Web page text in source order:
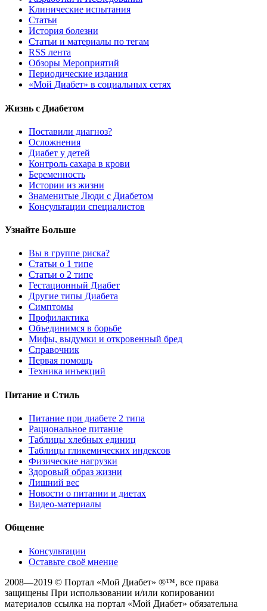
Клинические испытания
Статьи
История болезни
Статьи и материалы по тегам
RSS лента
Обзоры Мероприятий
Периодические издания
«Мой Диабет» в социальных сетях
Жизнь с Диабетом
Поставили диагноз?
Осложнения
Диабет у детей
Контроль сахара в крови
Беременность
Истории из жизни
Знаменитые Люди с Диабетом
Консультации специалистов
Узнайте Больше
Вы в группе риска?
Статьи о 1 типе
Статьи о 2 типе
Гестационный Диабет
Другие типы Диабета
Симптомы
Профилактика
Объединимся в борьбе
Мифы, выдумки и откровенный бред
Справочник
Первая помощь
Техника инъекций
Питание и Стиль
Питание при диабете 2 типа
Рациональное питание
Таблицы хлебных единиц
Таблицы гликемических индексов
Физические нагрузки
Здоровый образ жизни
Лишний вес
Новости о питании и диетах
Видео-материалы
Общение
Консультации
Оставьте своё мнение
2008—2019 © Портал «Мой Диабет» ®™, все права
защищены При использовании и/или копировании
материалов ссылка на портал «Мой Диабет» обязательна